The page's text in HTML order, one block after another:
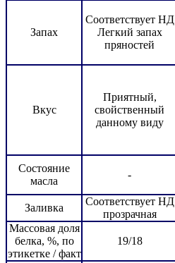
Запах
Соответствует НД
Легкий запах
пряностей
Вкус
Приятный,
свойственный
данному виду
Состояние
масла
-
Заливка
Соответствует НД
прозрачная
Массовая доля
белка, %, по
этикетке / факт
19/18